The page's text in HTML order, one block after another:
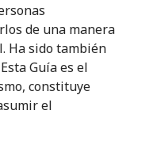
de una manera
Ha sido también
Guía es el
constituye
el